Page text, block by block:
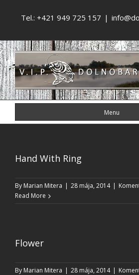
Tel.: +421 949 725 157 |
Menu
Hand With Ring
By Marian Mitera | 28 mája, 2014 |
Read More
Flower
By Marian Mitera | 28 mája, 2014 |